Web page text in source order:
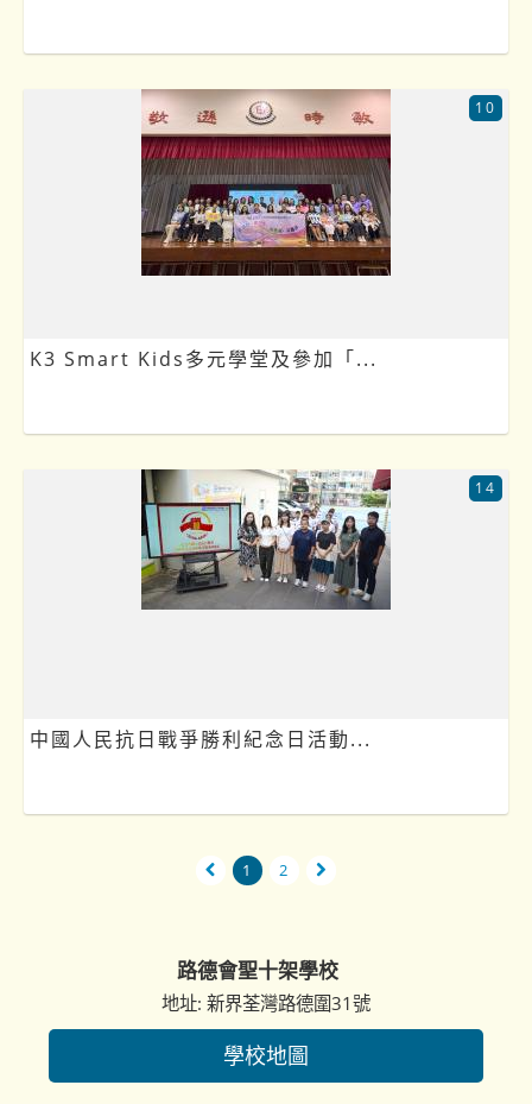
K3 Smart Kids多元學堂及參加「...
10
中國人民抗日戰爭勝利紀念日活動...
14
1 2
路德會聖十架學校
地址: 新界荃灣路德圍31號
學校地圖